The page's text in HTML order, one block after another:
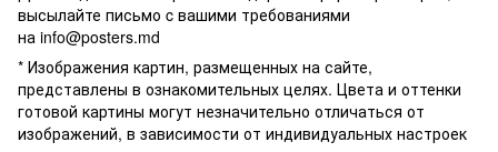
высылайте письмо c вашими требованиями
на info@posters.md
* Изображения картин, размещенных на сайте,
представлены в ознакомительных целях. Цвета и оттенки
готовой картины могут незначительно отличаться от
изображений, в зависимости от индивидуальных настроек